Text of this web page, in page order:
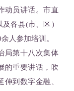
动员讲话。市直
各县(市、区）
人参加培训。
局第十八次集体
的重要讲话，吹
到数字金融、